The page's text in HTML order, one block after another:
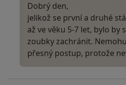
Dobrý den,
jelikož se první a druhé
až ve věku 5-7 let, bylo by
zoubky zachránit.
přesný postup, protože